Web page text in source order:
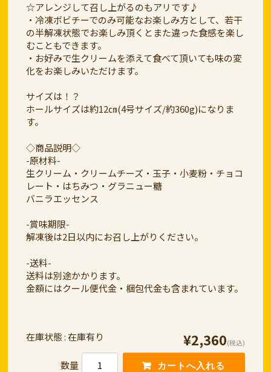
在庫状態 : 在庫有り ¥2,360(税込)
数量
☆アレンジして召し上がるのもアリです♪
・冷凍ボビチーでのみ可能なお楽しみ方として、若干
の半解凍状態でお楽しみ頂くとまた違った食感を楽し
むこともできます。
・お好みで生クリームを添えて食べて頂いても味の変
化をお楽しみいただけます。
サイズは！？
ホールサイズは約12㎝(4号サイズ/約360g)になりま
す。
◇商品説明◇
-原材料-
生クリーム・クリームチーズ・玉子・小麦粉・チョコ
レート・はちみつ・グラニュー糖
バニラエッセンス
-賞味期限-
解凍後は2日以内にお召し上がりください。
-送料-
送料は別途かかります。
金額にはクール便代金・梱包代金も含まれています。